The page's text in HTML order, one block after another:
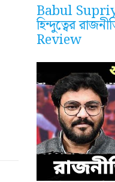
Babul
হিন্দুত্বের
Review